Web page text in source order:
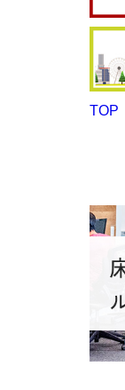
TOP